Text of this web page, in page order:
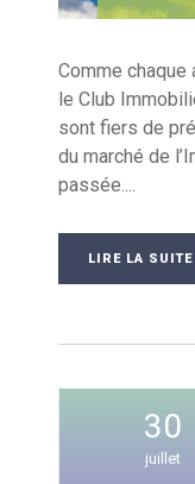
Comme chaque
le Club
sont fiers de
du marché de
passée....
LIRE LA SUITE
30
juillet